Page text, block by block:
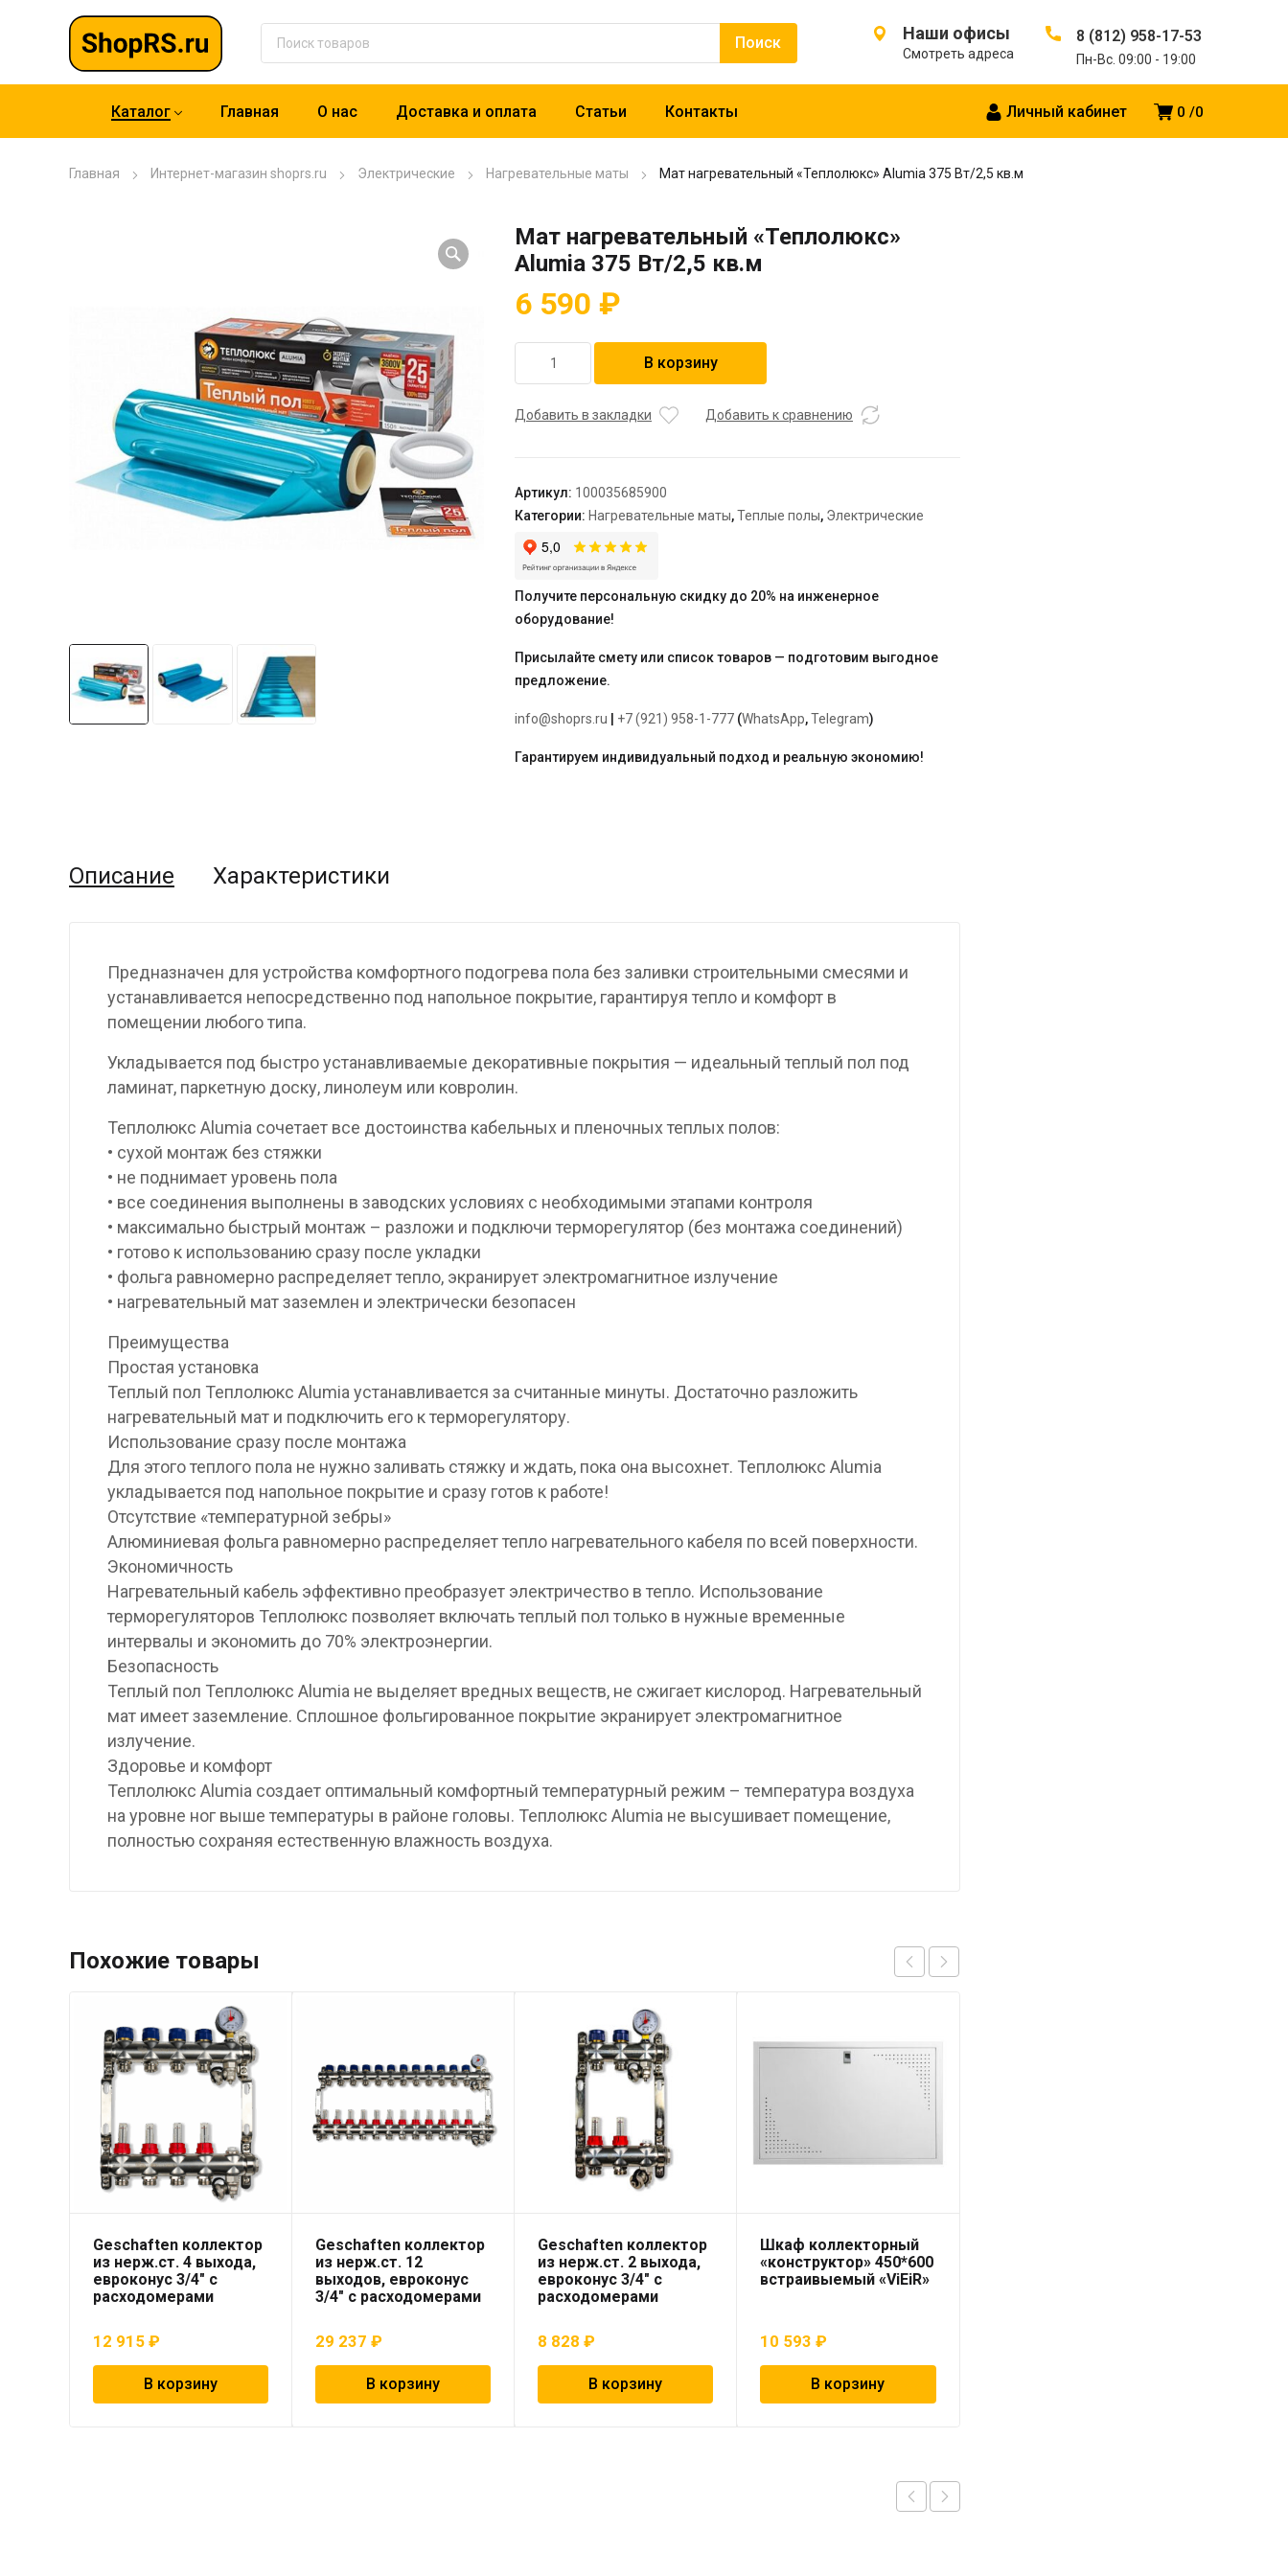
Наши офисы
Смотреть адреса
8 (812) 958-17-53
Пн-Вс. 09:00 - 19:00
0 0
Личный кабинет
Каталог Главная О нас Доставка и оплата Статьи Контакты
Главная Интернет-магазин shoprs.ru Электрические Нагревательные маты Мат нагревательный «Теплолюкс» Alumia 375 Вт/2,5 кв.м
Мат нагревательный «Теплолюкс»
Alumia 375 Вт/2,5 кв.м
6 590 ₽
товара
нагревательный
Вт/2,5
кв.м
В корзину
Добавить в закладки Добавить к сравнению
Артикул: 100035685900
Категории: Нагревательные маты,Теплые полы, Электрические
Получите персональную скидку до 20% на инженерное
оборудование!
Присылайте смету или список товаров — подготовим выгодное
предложение.
info@shoprs.ru +7 (921) 958-1-777 (WhatsApp,Telegram)
Гарантируем индивидуальный подход и реальную экономию!
Описание Характеристики
Предназначен для устройства комфортного подогрева пола без заливки строительными смесями и
устанавливается непосредственно под напольное покрытие, гарантируя тепло и комфорт в
помещении любого типа.
Укладывается под быстро устанавливаемые декоративные покрытия — идеальный теплый пол под
ламинат, паркетную доску, линолеум или ковролин.
Теплолюкс Alumia сочетает все достоинства кабельных и пленочных теплых полов:
• сухой монтаж без стяжки
• не поднимает уровень пола
• все соединения выполнены в заводских условиях с необходимыми этапами контроля
• максимально быстрый монтаж – разложи и подключи терморегулятор (без монтажа соединений)
• готово к использованию сразу после укладки
• фольга равномерно распределяет тепло, экранирует электромагнитное излучение
• нагревательный мат заземлен и электрически безопасен
Преимущества
Простая установка
Теплый пол Теплолюкс Alumia устанавливается за считанные минуты. Достаточно разложить
нагревательный мат и подключить его к терморегулятору.
Использование сразу после монтажа
Для этого теплого пола не нужно заливать стяжку и ждать, пока она высохнет. Теплолюкс Alumia
укладывается под напольное покрытие и сразу готов к работе!
Отсутствие «температурной зебры»
Алюминиевая фольга равномерно распределяет тепло нагревательного кабеля по всей поверхности.
Экономичность
Нагревательный кабель эффективно преобразует электричество в тепло. Использование
терморегуляторов Теплолюкс позволяет включать теплый пол только в нужные временные
интервалы и экономить до 70% электроэнергии.
Безопасность
Теплый пол Теплолюкс Alumia не выделяет вредных веществ, не сжигает кислород. Нагревательный
мат имеет заземление. Сплошное фольгированное покрытие экранирует электромагнитное
излучение.
Здоровье и комфорт
Теплолюкс Alumia создает оптимальный комфортный температурный режим – температура воздуха
на уровне ног выше температуры в районе головы. Теплолюкс Alumia не высушивает помещение,
полностью сохраняя естественную влажность воздуха.
Похожие товары
Geschaften коллектор
из нерж.ст. 4 выхода,
евроконус 3/4″ с
расходомерами
12 915 ₽
В корзину
Geschaften коллектор
из нерж.ст. 12
выходов, евроконус
3/4″ с расходомерами
29 237₽
В корзину
Geschaften коллектор
из нерж.ст. 2 выхода,
евроконус 3/4″ с
расходомерами
8 828₽
В корзину
Шкаф коллекторный
«конструктор» 450*600
встраивыемый «ViEiR»
10 593₽
В корзину